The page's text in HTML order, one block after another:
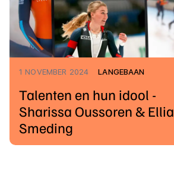
1 NOVEMBER 2024 LANGEBAAN
Talenten en hun idool -
Sharissa Oussoren & Ellia
Smeding